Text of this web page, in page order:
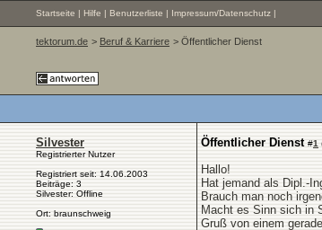
Startseite | Hilfe | Benutzerliste | Impressum/Datenschutz |
tektorum.de > Beruf & Karriere > Öffentlicher Dienst
Silvester
Registrierter Nutzer
Registriert seit: 14.06.2003
Beiträge: 3
Silvester: Offline
Ort: braunschweig
Öffentlicher Dienst #1
Hallo!
Hat jemand als Dipl.-
Brauch man noch
Macht es Sinn sich in
Gruß von einem